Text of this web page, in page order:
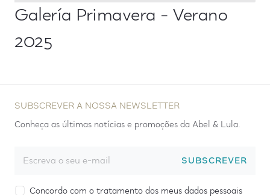
Galería Primavera - Verano
2025
SUBSCREVER A NOSSA NEWSLETTER
Conheça as últimas notícias e promoções da Abel & Lula.
SUBSCREVER
Concordo com o tratamento dos meus dados pessoais